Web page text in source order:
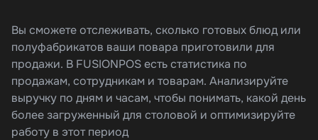
Вы сможете отслеживать, сколько готовых блюд или
полуфабрикатов ваши повара приготовили для
продажи. В FUSIONPOS есть статистика по
продажам, сотрудникам и товарам. Анализируйте
выручку по дням и часам, чтобы понимать, какой день
более загруженный для столовой и оптимизируйте
работу в этот период